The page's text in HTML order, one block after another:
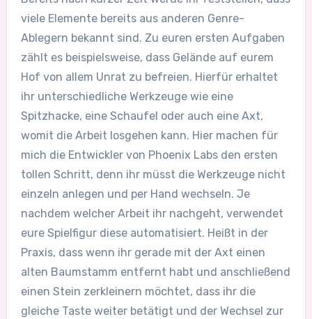
viele Elemente bereits aus anderen Genre-
Ablegern bekannt sind. Zu euren ersten Aufgaben
zählt es beispielsweise, dass Gelände auf eurem
Hof von allem Unrat zu befreien. Hierfür erhaltet
ihr unterschiedliche Werkzeuge wie eine
Spitzhacke, eine Schaufel oder auch eine Axt,
womit die Arbeit losgehen kann. Hier machen für
mich die Entwickler von Phoenix Labs den ersten
tollen Schritt, denn ihr müsst die Werkzeuge nicht
einzeln anlegen und per Hand wechseln. Je
nachdem welcher Arbeit ihr nachgeht, verwendet
eure Spielfigur diese automatisiert. Heißt in der
Praxis, dass wenn ihr gerade mit der Axt einen
alten Baumstamm entfernt habt und anschließend
einen Stein zerkleinern möchtet, dass ihr die
gleiche Taste weiter betätigt und der Wechsel zur